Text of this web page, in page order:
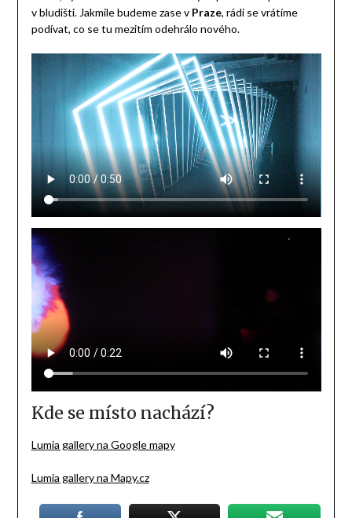
v bludišti. Jakmile budeme zase v Praze, rádi se vrátíme
podívat, co se tu mezitím odehrálo nového.
Kde se místo nachází?
Lumia gallery na Google mapy
Lumia gallery na Mapy.cz